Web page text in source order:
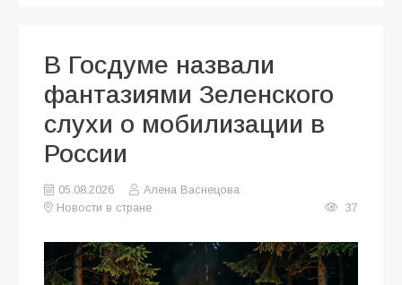
В Госдуме назвали
фантазиями Зеленского
слухи о мобилизации в
России
05.08.2026
Алена Васнецова
Новости в стране
37